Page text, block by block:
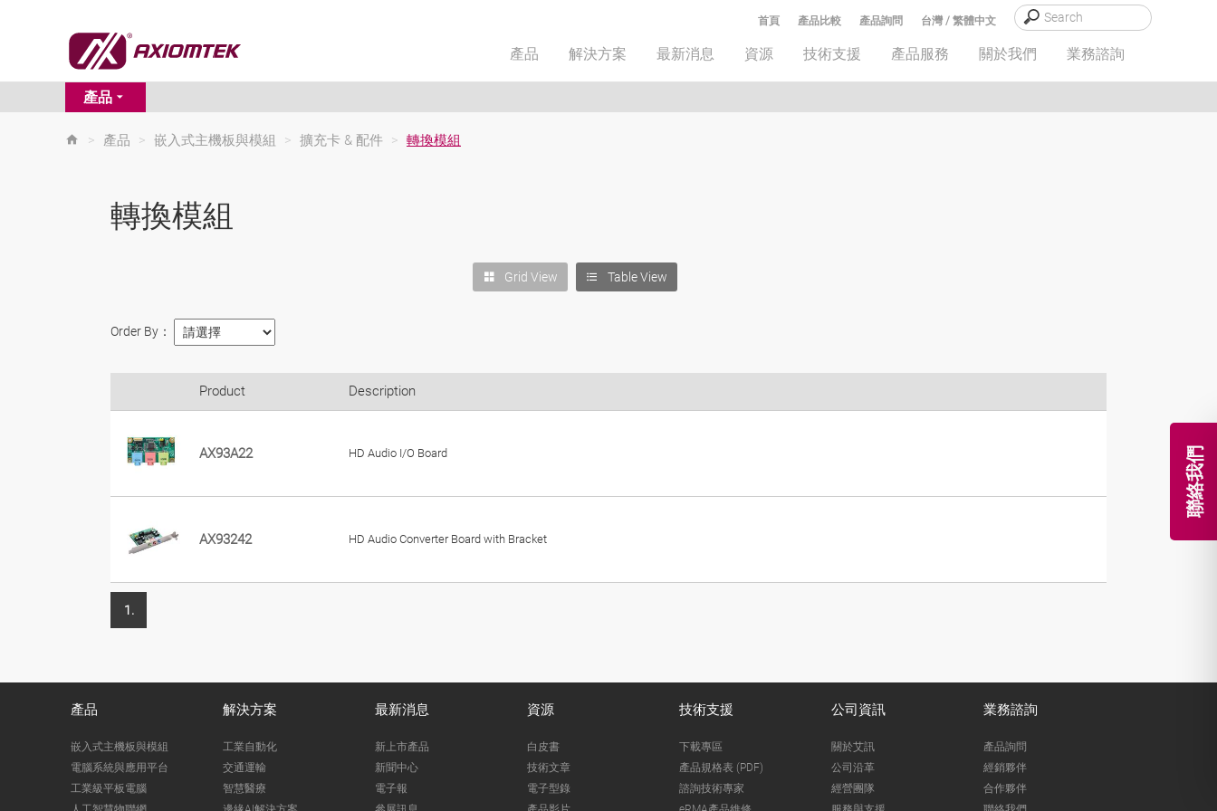
聯絡我們
台灣 / 繁體中文
產品詢問
產品比較
首頁
產品 解決方案 最新消息 資源 技術支援 產品服務 關於我們 業務諮詢
產品
> 產品 > 嵌入式主機板與模組 > 擴充卡 & 配件 > 轉換模組
轉換模組
Grid View Table View
Order By：
Product Description
AX93A22 HD Audio I/O Board
AX93242 HD Audio Converter Board with Bracket
1.
產品
嵌入式主機板與模組
電腦系統與應用平台
工業級平板電腦
解決方案
工業自動化
交通運輸
智慧醫療
最新消息
新上市產品
新聞中心
電子報
資源
白皮書
技術文章
電子型錄
技術支援
下載專區
產品規格表 (PDF)
諮詢技術專家
公司資訊
關於艾訊
公司沿革
經營團隊
業務諮詢
產品詢問
經銷夥伴
合作夥伴